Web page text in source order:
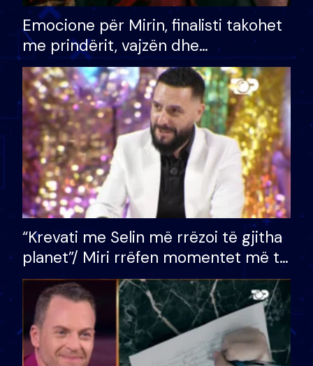
Emocione për Mirin, finalisti takohet
me prindërit, vajzën dhe
bashkëshorten: S’kemi ndonjë letër
divorci apo jo?
“Krevati me Selin më rrëzoi të gjitha
planet”/ Miri rrëfen momentet më të
bukura në shtëpinë e BB VIP: Do më
mungojë zilja e mëngjesit kur…